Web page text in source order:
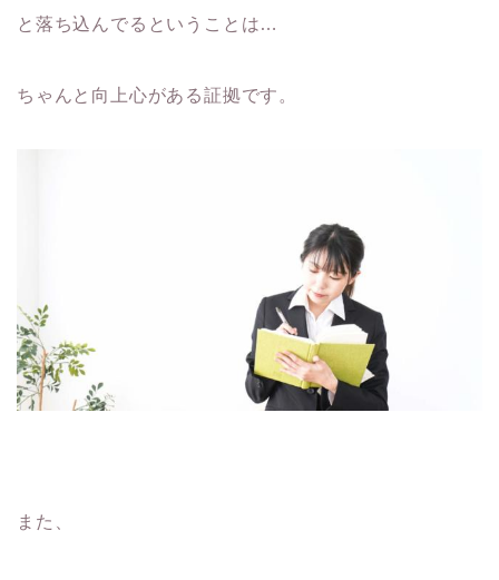
と落ち込んでるということは…
ちゃんと向上心がある証拠です。
また、